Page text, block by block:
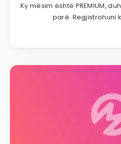
Ky mësim është PREMIUM,
parë. Regjistrohuni